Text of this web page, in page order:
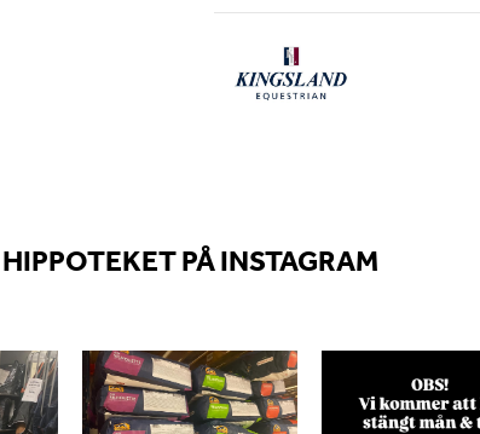
HIPPOTEKET PÅ INSTAGRAM